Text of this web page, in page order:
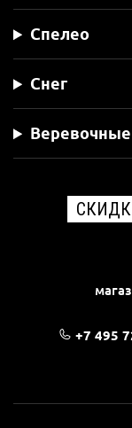
Спелео
Снег
+7 495